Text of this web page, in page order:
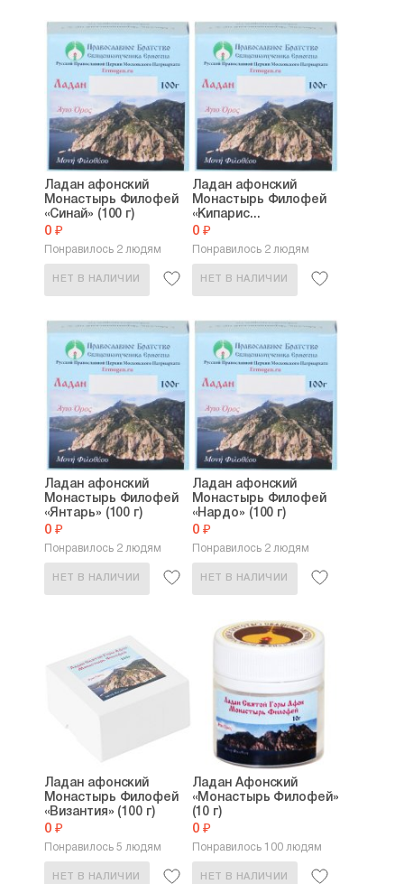
Ладан афонский
Монастырь Филофей
«Синай» (100 г)
0 ₽
Понравилось 2 людям
НЕТ В НАЛИЧИИ
Ладан афонский
Монастырь Филофей
«Кипарис...
0 ₽
Понравилось 2 людям
НЕТ В НАЛИЧИИ
Ладан афонский
Монастырь Филофей
«Янтарь» (100 г)
0 ₽
Понравилось 2 людям
НЕТ В НАЛИЧИИ
Ладан афонский
Монастырь Филофей
«Нардо» (100 г)
0 ₽
Понравилось 2 людям
НЕТ В НАЛИЧИИ
Ладан афонский
Монастырь Филофей
«Византия» (100 г)
0 ₽
Понравилось 5 людям
НЕТ В НАЛИЧИИ
Ладан Афонский
«Монастырь Филофей»
(10 г)
0 ₽
Понравилось 100 людям
НЕТ В НАЛИЧИИ